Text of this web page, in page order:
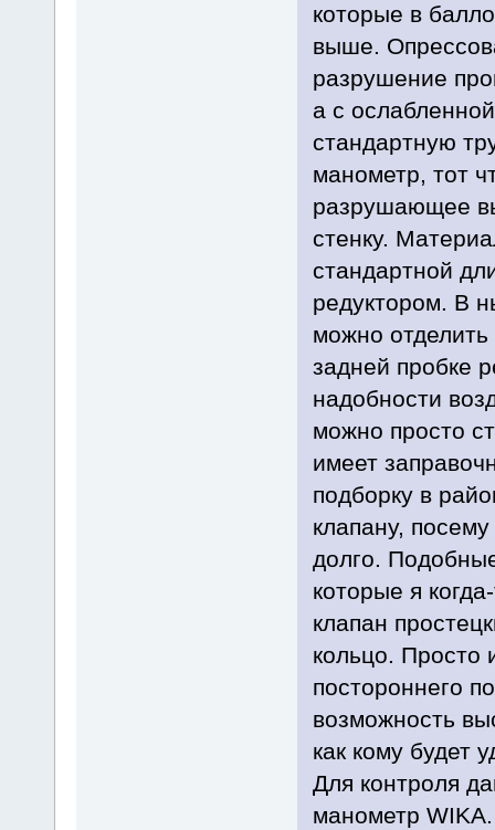
которые в
выше.
разрушение
а с
стандартную
манометр, тот
разрушающее
стенку.
стандартной
редуктором. В
можно отделить
задней пробке
надобности
можно просто
имеет
подборку в
клапану,
долго.
которые я
клапан
кольцо. Просто
постороннего
возможность
как кому будет
Для контроля
манометр